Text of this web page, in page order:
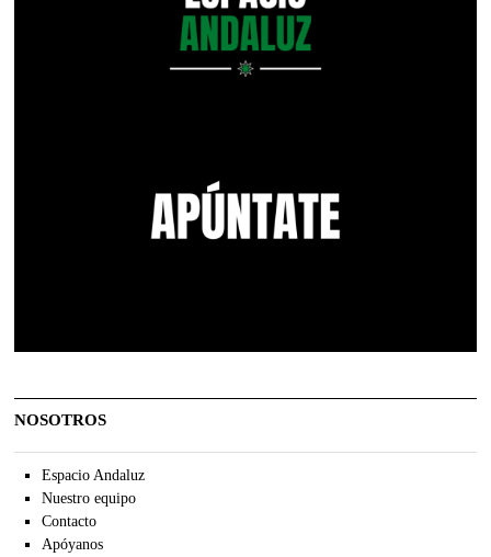
NOSOTROS
Espacio Andaluz
Nuestro equipo
Contacto
Apóyanos